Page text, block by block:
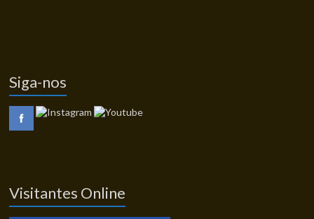
Siga-nos
Visitantes Online